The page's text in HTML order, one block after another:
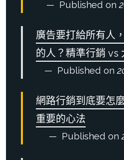
Published on
廣告要打給所有人
的人？精準行銷 vs
Published on
網路行銷到底要怎
重要的心法
Published on